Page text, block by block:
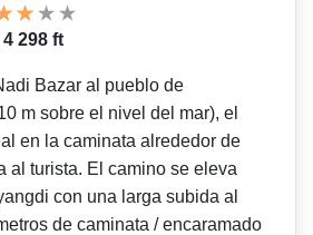
298 ft
Bazar al pueblo de
m sobre el nivel del mar), el
en la caminata alrededor de
al turista. El camino se eleva
con una larga subida al
de caminata / encaramado